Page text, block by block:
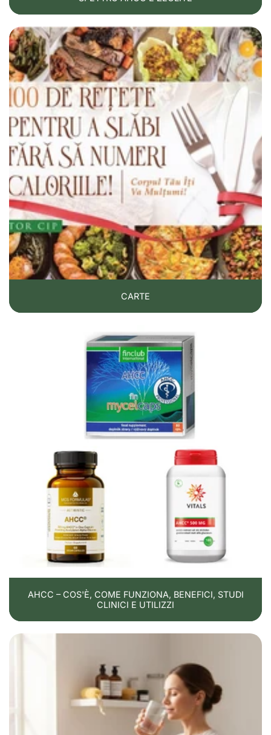
Nella gastrite, l'infiammazione è mantenuta datossine
batteriche (da Helicobacter pylori o altri batteri)e da
radicali liberi.
Il zeoliteadsorbe:
tossine batteriche, incluso l'ammoniaca prodotta da H. pylori,
radicali liberi,
alcune molecole infiammatorie.
Questa azione riducelo stress ossidativo e
l'infiammazione locale, favorendo la guarigione della
mucosa.
4. Effetto indiretto su H. pylori
Il zeolitenon è un antibiotico, quindi non uccide
direttamente l'H. pylori, ma può:
riduce l'ambiente favorevole a questo batterio diminuendo
l'ammoniaca,
migliora l'efficacia del trattamento classico,
riduce i sintomi anche se il batterio non è completamente
eradicato.
CARTE
AHCC – COS'È, COME FUNZIONA, BENEFICI, STUDI
CLINICI E UTILIZZI